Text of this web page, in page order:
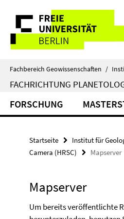
direkt
Inhalt
Service-
Navigation
Fachbereich Geowissenschaften /
FACHRICHTUNG
FORSCHUNG
Startseite Institut für
Camera (HRSC)
Mapserver
Mapserver
Um bereits veröffentlichte